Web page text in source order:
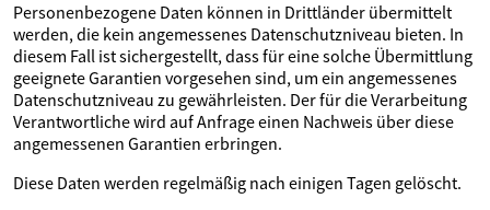
Personenbezogene Daten können in Drittländer übermittelt
werden, die kein angemessenes Datenschutzniveau bieten. In
diesem Fall ist sichergestellt, dass für eine solche Übermittlung
geeignete Garantien vorgesehen sind, um ein angemessenes
Datenschutzniveau zu gewährleisten. Der für die Verarbeitung
Verantwortliche wird auf Anfrage einen Nachweis über diese
angemessenen Garantien erbringen.
Diese Daten werden regelmäßig nach einigen Tagen gelöscht.